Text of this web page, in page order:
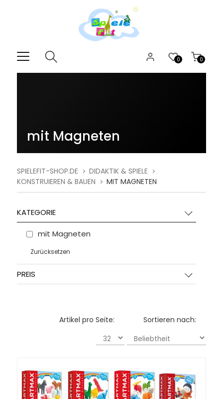
0
0
mit Magneten
SPIELEFIT-SHOP.DE
DIDAKTIK & SPIELE
KONSTRUIEREN & BAUEN
MIT MAGNETEN
KATEGORIE
mit Magneten
Zurücksetzen
PREIS
Sortieren nach:
Artikel pro Seite: